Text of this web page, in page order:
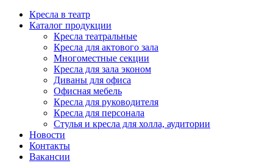
Кресла в театр
Каталог продукции
Кресла театральные
Кресла для актового зала
Многоместные секции
Кресла для зала эконом
Диваны для офиса
Офисная мебель
Кресла для руководителя
Кресла для персонала
Стулья и кресла для холла, аудитории
Новости
Контакты
Вакансии